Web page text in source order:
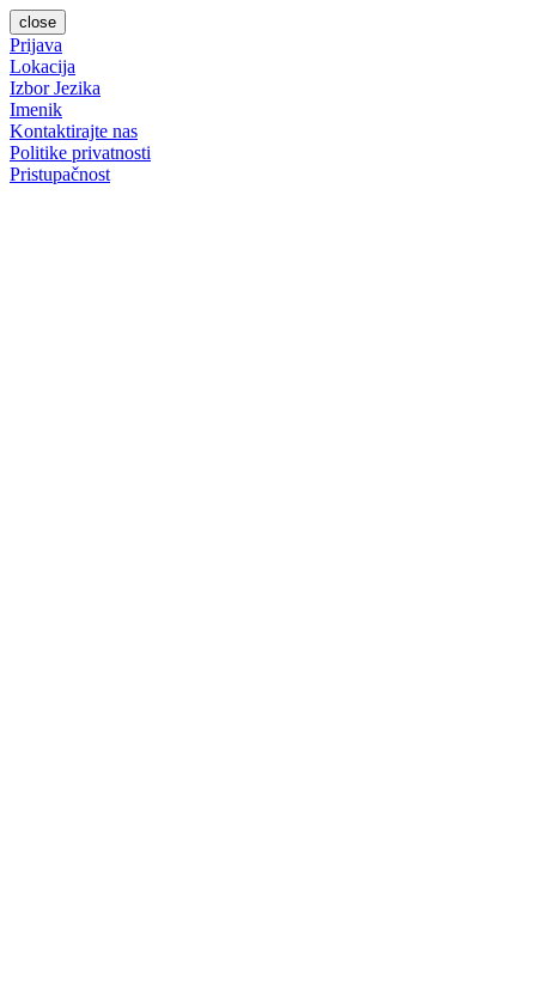
close
Prijava
Lokacija
Izbor Jezika
Imenik
Kontaktirajte nas
Politike privatnosti
Pristupačnost